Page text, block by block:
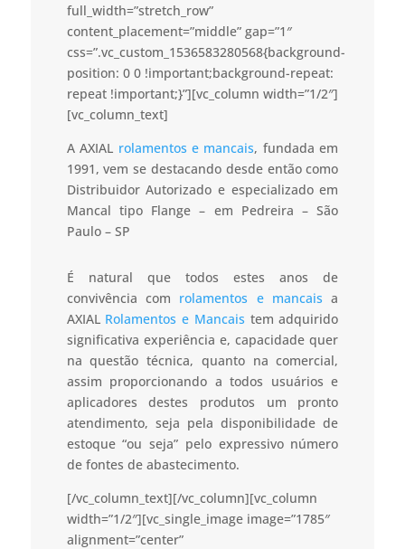
full_width=”stretch_row”
content_placement=”middle” gap=”1″
css=”.vc_custom_1536583280568{background-
position: 0 0 !important;background-repeat:
repeat !important;}”][vc_column width=”1/2″]
[vc_column_text]
A AXIAL rolamentos e mancais, fundada em
1991, vem se destacando desde então como
Distribuidor Autorizado e especializado em
Mancal tipo Flange – em Pedreira – São
Paulo – SP
É natural que todos estes anos de
convivência com rolamentos e mancais a
AXIAL Rolamentos e Mancais tem adquirido
significativa experiência e, capacidade quer
na questão técnica, quanto na comercial,
assim proporcionando a todos usuários e
aplicadores destes produtos um pronto
atendimento, seja pela disponibilidade de
estoque “ou seja” pelo expressivo número
de fontes de abastecimento.
[/vc_column_text][/vc_column][vc_column
width=”1/2″][vc_single_image image=”1785″
alignment=”center”